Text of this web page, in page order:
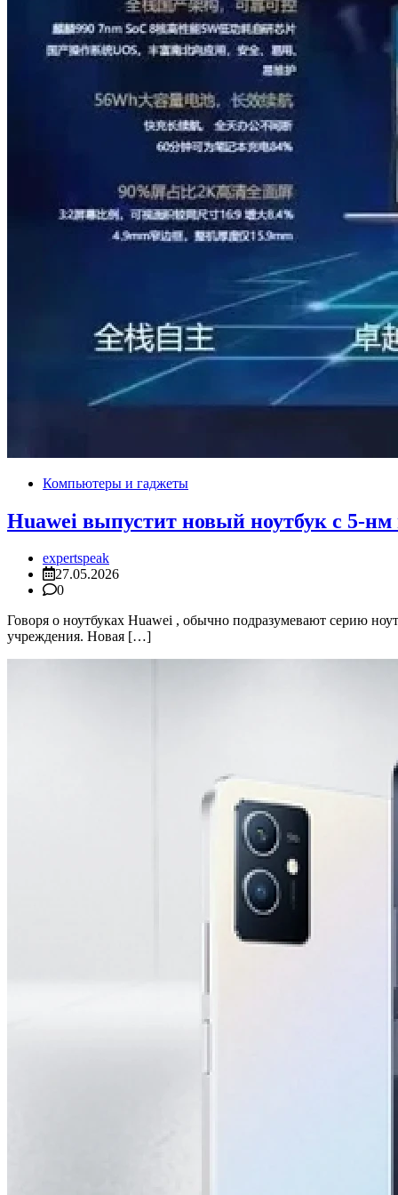
Компьютеры и гаджеты
Huawei выпустит новый ноутбук с 5-
expertspeak
27.05.2026
0
Говоря о ноутбуках Huawei , обычно подразумевают серию
учреждения. Новая […]